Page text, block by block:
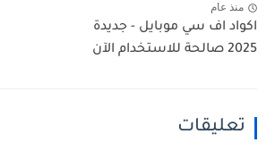
منذ عام
اكواد اف سي موبايل - جديدة
2025 صالحة للاستخدام الآن
تعليقات